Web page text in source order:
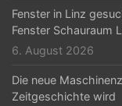
Fenster in Linz
Fenster Schauraum
6. August 2026
Die neue
Zeitgeschichte wird